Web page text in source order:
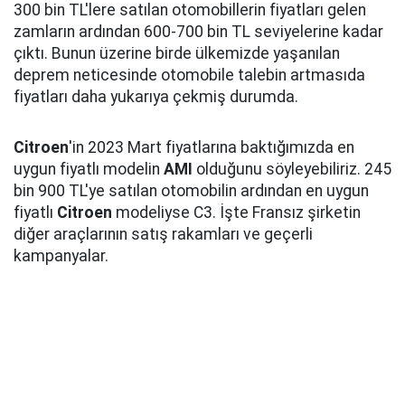
300 bin TL'lere satılan otomobillerin fiyatları gelen
zamların ardından 600-700 bin TL seviyelerine kadar
çıktı. Bunun üzerine birde ülkemizde yaşanılan
deprem neticesinde otomobile talebin artmasıda
fiyatları daha yukarıya çekmiş durumda.
Citroen'in 2023 Mart fiyatlarına baktığımızda en
uygun fiyatlı modelin AMI
olduğunu söyleyebiliriz. 245
bin 900 TL'ye satılan otomobilin ardından en uygun
fiyatlı Citroen modeliyse C3. İşte Fransız şirketin
diğer araçlarının satış rakamları ve geçerli
kampanyalar.